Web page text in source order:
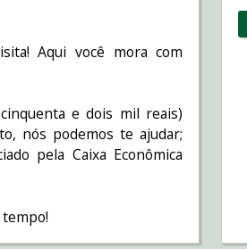
Aqui você mora com
e dois mil reais)
nós podemos te ajudar;
pela Caixa Econômica